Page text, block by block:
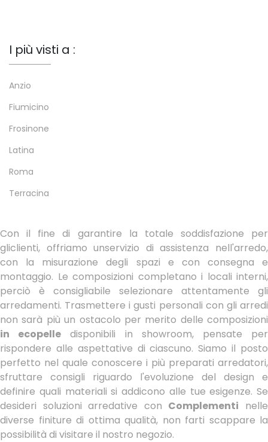
I più visti a :
Anzio
Fiumicino
Frosinone
Latina
Roma
Terracina
Con il fine di garantire la totale soddisfazione per
gliclienti, offriamo unservizio di assistenza nell'arredo,
con la misurazione degli spazi e con consegna e
montaggio. Le composizioni completano i locali interni,
perciò è consigliabile selezionare attentamente gli
arredamenti. Trasmettere i gusti personali con gli arredi
non sarà più un ostacolo per merito delle composizioni
in ecopelle disponibili in showroom, pensate per
rispondere alle aspettative di ciascuno. Siamo il posto
perfetto nel quale conoscere i più preparati arredatori,
sfruttare consigli riguardo l'evoluzione del design e
definire quali materiali si addicono alle tue esigenze. Se
desideri soluzioni arredative con Complementi nelle
diverse finiture di ottima qualità, non farti scappare la
possibilità di visitare il nostro negozio.